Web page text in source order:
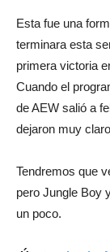
Esta fue una
terminara esta
primera victoria
Cuando el
de AEW salió a
dejaron muy
Tendremos que
pero Jungle Boy
un poco.